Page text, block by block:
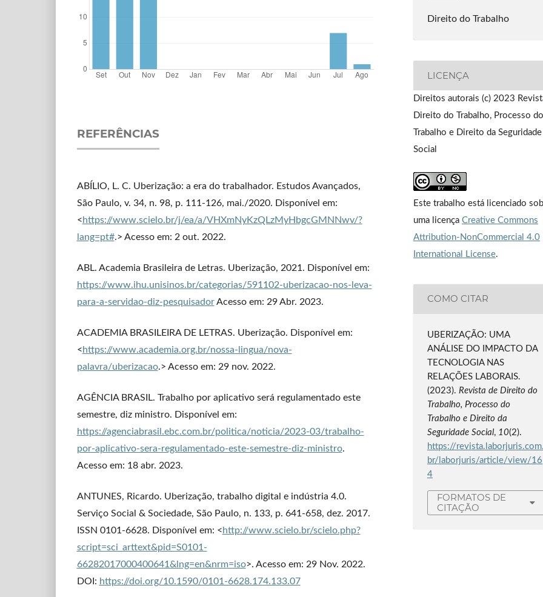
REFERÊNCIAS
ABÍLIO, L. C. Uberização: a era do trabalhador. Estudos Avançados,
São Paulo, v. 34, n. 98, p. 111-126, mai./2020. Disponível em:
<https://www.scielo.br/j/ea/a/VHXmNyKzQLzMyHbgcGMNNwv/?
lang=pt#.> Acesso em: 2 out. 2022.
ABL. Academia Brasileira de Letras. Uberização, 2021. Disponível em:
https://www.ihu.unisinos.br/categorias/591102-uberizacao-nos-leva-
para-a-servidao-diz-pesquisadorAcesso em: 29 Abr. 2023.
ACADEMIA BRASILEIRA DE LETRAS. Uberização. Disponível em:
<https://www.academia.org.br/nossa-lingua/nova-
palavra/uberizacao.> Acesso em: 29 nov. 2022.
AGÊNCIA BRASIL. Trabalho por aplicativo será regulamentado este
semestre, diz ministro. Disponível em:
https://agenciabrasil.ebc.com.br/politica/noticia/2023-03/trabalho-
por-aplicativo-sera-regulamentado-este-semestre-diz-ministro.
Acesso em: 18 abr. 2023.
ANTUNES, Ricardo. Uberização, trabalho digital e indústria 4.0.
Serviço Social & Sociedade, São Paulo, n. 133, p. 641-658, dez. 2017.
ISSN 0101-6628. Disponível em: <http://www.scielo.br/scielo.php?
script=sci_arttext&pid=S0101-
66282017000400641&lng=en&nrm=iso>. Acesso em: 29 Nov. 2022.
DOI: https://doi.org/10.1590/0101-6628.174.133.07
Direito do Trabalho
LICENÇA
Direitos autorais (c) 2023
Direito do Trabalho, Processo do
Trabalho e Direito da Seguridade
Social
Este trabalho está licenciado sob
uma licença Creative Commons
Attribution-NonCommercial 4.0
International License.
COMO CITAR
UBERIZAÇÃO: UMA
ANÁLISE DO IMPACTO DA
TECNOLOGIA NAS
RELAÇÕES LABORAIS.
(2023). Revista de Direito do
Trabalho, Processo do
Trabalho e Direito da
Seguridade Social, 10(2).
https://
br/laborjuris/article/view/16
4
FORMATOS DE
CITAÇÃO